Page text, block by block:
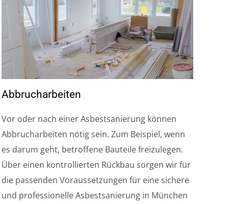
Abbrucharbeiten
Vor oder nach einer Asbestsanierung können
Abbrucharbeiten nötig sein. Zum Beispiel, wenn
es darum geht, betroffene Bauteile freizulegen.
Über einen kontrollierten Rückbau sorgen wir für
die passenden Voraussetzungen für eine sichere
und professionelle Asbestsanierung in München